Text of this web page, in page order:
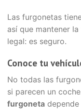
Las furgonetas
así que mantener
legal: es seguro.
Conoce tu
No todas las
si parecen un
furgoneta